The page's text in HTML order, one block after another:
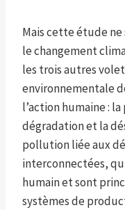
Mais cette étude
le changement
les trois autres
environnementale
l’action humaine :
dégradation et la
pollution liée aux
interconnectées,
humain et sont
systèmes de